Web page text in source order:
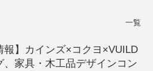
一覧
報】カインズ×コクヨ×VUILD
、家具・木工品デザインコン